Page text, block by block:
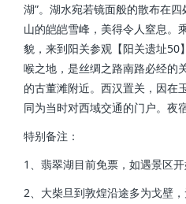
湖”。湖水宛若镜面般的散布在
山的皑皑雪峰，美得令人窒息。
貌，来到阳关参观【阳关遗址50
喉之地，是丝绸之路南路必经的
的古董滩附近。西汉置关，因在
同为当时对西域交通的门户。夜
特别备注：
1、翡翠湖目前免票，如遇景区开
2、大柴旦到敦煌沿途多为戈壁